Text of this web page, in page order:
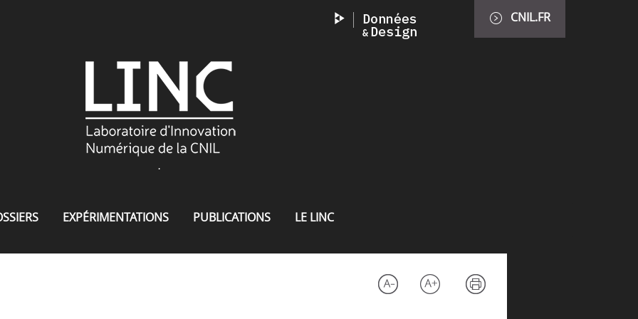
CNIL.FR
.
EXPÉRIMENTATIONS PUBLICATIONS LE LINC